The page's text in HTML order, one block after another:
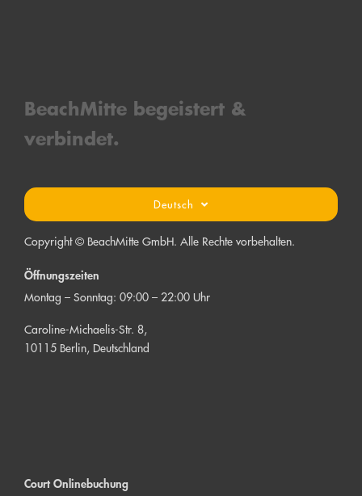
BeachMitte begeistert &
verbindet.
Deutsch
Copyright © BeachMitte GmbH. Alle Rechte vorbehalten.
Öffnungszeiten
Montag – Sonntag: 09:00 – 22:00 Uhr
Caroline-Michaelis-Str. 8,
10115 Berlin, Deutschland
Court Onlinebuchung